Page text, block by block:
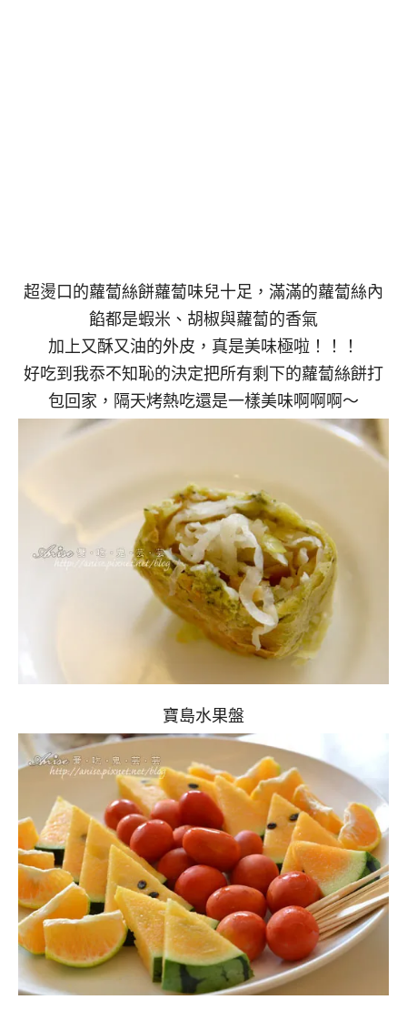
超燙口的蘿蔔絲餅蘿蔔味兒十足，滿滿的蘿蔔絲內
餡都是蝦米、胡椒與蘿蔔的香氣
加上又酥又油的外皮，真是美味極啦！！！
好吃到我忝不知恥的決定把所有剩下的蘿蔔絲餅打
包回家，隔天烤熱吃還是一樣美味啊啊啊～
寶島水果盤